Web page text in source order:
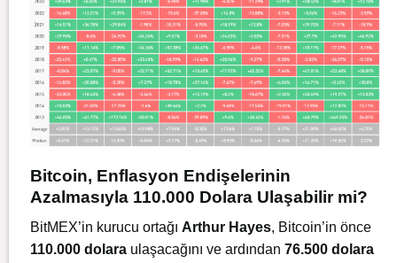
Bitcoin, Enflasyon Endişelerinin
Azalmasıyla 110.000 Dolara Ulaşabilir mi?
BitMEX’in kurucu ortağı Arthur Hayes, Bitcoin’in önce
110.000 dolara ulaşacağını ve ardından 76.500 dolara